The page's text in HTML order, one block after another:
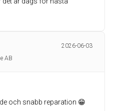
2026-06-03
AB
och snabb reparation 😁